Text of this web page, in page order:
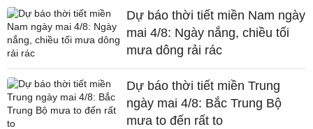
Dự báo thời tiết miền Nam ngày
mai 4/8: Ngày nắng, chiều tối
mưa dông rải rác
Dự báo thời tiết miền Trung
ngày mai 4/8: Bắc Trung Bộ
mưa to đến rất to